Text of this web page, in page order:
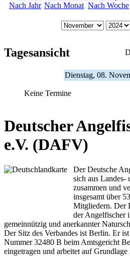
Nach Jahr Nach Monat Nach Woche
Tagesansicht
Dienstag, 08.
Keine Termine
Deutscher
e.V. (DAFV)
Der Deutsche
sich aus Landes-
zusammen und
insgesamt über
Mitgliedern. Der
der Angelfischer
gemeinnützig und anerkannter
Der Sitz des Verbandes ist Berlin. Er
Nummer 32480 B beim Amtsgericht
eingetragen und arbeitet auf Grundlage